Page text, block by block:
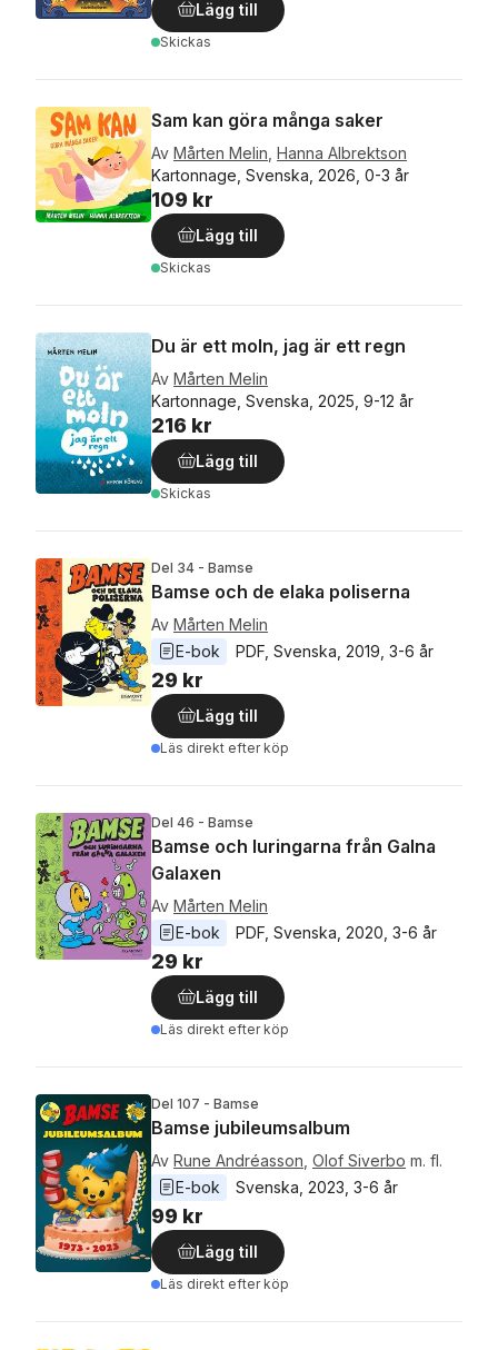
Lägg till
Skickas
Sam kan göra många saker
Av Mårten Melin Hanna Albrektson
Kartonnage, Svenska, 2026, 0-3 år
109 kr
Lägg till
Skickas
Du är ett moln, jag är ett regn
Av Mårten Melin
Kartonnage, Svenska, 2025, 9-12 år
216 kr
Lägg till
Skickas
Del 34 - Bamse
Bamse och de elaka poliserna
Av Mårten Melin
E-bok
PDF Svenska 2019 3-6 år
29 kr
Lägg till
Läs direkt efter köp
Del 46 - Bamse
Bamse och luringarna från Galna
Galaxen
Av Mårten Melin
E-bok
PDF Svenska 2020 3-6 år
29 kr
Lägg till
Läs direkt efter köp
Del 107 - Bamse
Bamse jubileumsalbum
Av Rune Andréasson Olof Siverbo m. fl.
E-bok
Svenska 2023 3-6 år
99 kr
Lägg till
Läs direkt efter köp